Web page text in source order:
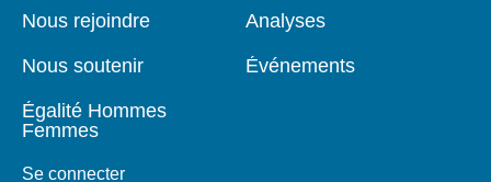
Nous rejoindre
Nous soutenir
Égalité Hommes
Femmes
Se connecter
Analyses
Événements